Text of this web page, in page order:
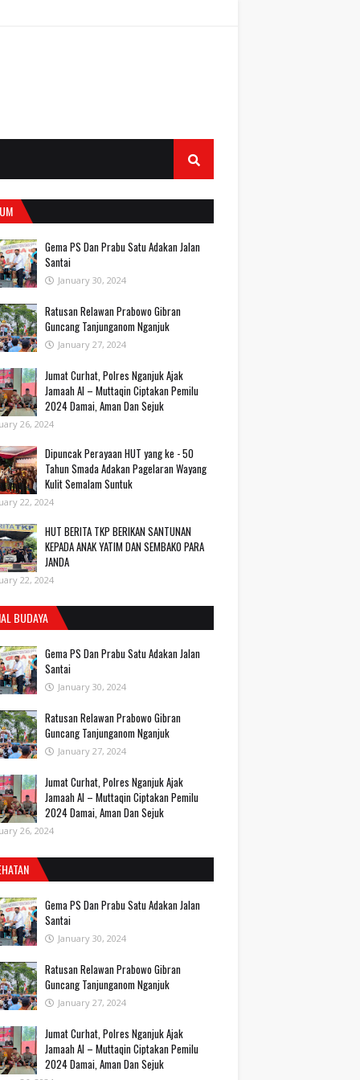
Gema PS Dan Prabu Satu Adakan Jalan
Santai
January 30, 2024
Ratusan Relawan Prabowo Gibran
Guncang Tanjunganom Nganjuk
January 27, 2024
Jumat Curhat, Polres Nganjuk Ajak
Jamaah Al – Muttaqin Ciptakan Pemilu
2024 Damai, Aman Dan Sejuk
26, 2024
Dipuncak Perayaan HUT yang ke - 50
Tahun Smada Adakan Pagelaran Wayang
Kulit Semalam Suntuk
22, 2024
HUT BERITA TKP BERIKAN SANTUNAN
KEPADA ANAK YATIM DAN SEMBAKO PARA
JANDA
22, 2024
BUDAYA
Gema PS Dan Prabu Satu Adakan Jalan
Santai
January 30, 2024
Ratusan Relawan Prabowo Gibran
Guncang Tanjunganom Nganjuk
January 27, 2024
Jumat Curhat, Polres Nganjuk Ajak
Jamaah Al – Muttaqin Ciptakan Pemilu
2024 Damai, Aman Dan Sejuk
26, 2024
Gema PS Dan Prabu Satu Adakan Jalan
Santai
January 30, 2024
Ratusan Relawan Prabowo Gibran
Guncang Tanjunganom Nganjuk
January 27, 2024
Jumat Curhat, Polres Nganjuk Ajak
Jamaah Al – Muttaqin Ciptakan Pemilu
2024 Damai, Aman Dan Sejuk